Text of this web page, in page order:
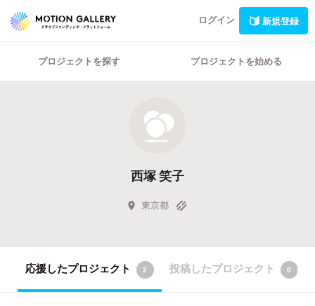
ログイン 新規登録
プロジェクトを探す プロジェクトを始める
西塚 笑子
東京都
応援したプロジェクト 2 投稿したプロジェクト 0